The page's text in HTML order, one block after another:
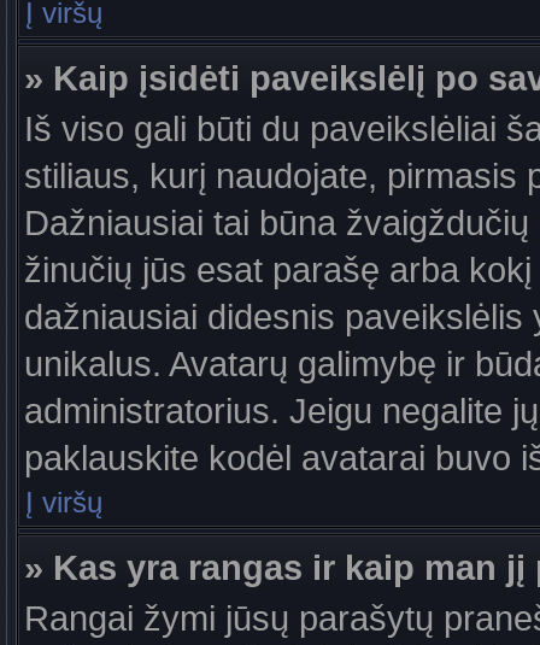
Į viršų
» Kaip įsidėti paveikslėlį po
Iš viso gali būti du paveikslėliai
stiliaus, kurį naudojate, pirmasis
Dažniausiai tai būna
žinučių jūs esat parašę arba
dažniausiai didesnis
unikalus. Avatarų galimybę ir
administratorius. Jeigu negalite
paklauskite kodėl avatarai buvo
Į viršų
» Kas yra rangas ir kaip man
Rangai žymi jūsų parašytų